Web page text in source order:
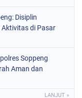
Disiplin
di Pasar
Soppeng
Aman dan
LANJUT »